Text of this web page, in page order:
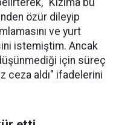
"Kızıma bu
özür dileyip
ve yurt
istemiştim. Ancak
için süreç
ceza aldı" ifadelerini